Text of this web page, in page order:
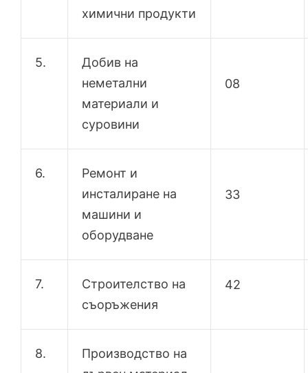
химични продукти
5.
Добив на
неметални
материали и
суровини
08
6.
Ремонт и
инсталиране на
машини и
оборудване
33
7.
Строителство на
съоръжения
42
8.
Производство на